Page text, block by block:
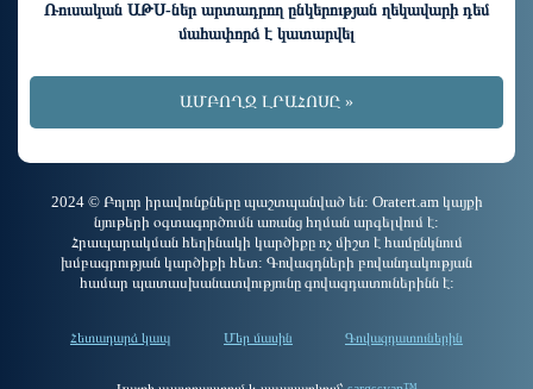
Ռուսական ԱԹՍ-ներ արտադրող ընկերության ղեկավարի դեմ
մահափորձ է կատարվել
ԱՄԲՈՂՋ ԼՐԱՀՈՍԸ »
2024 © Բոլոր իրավունքները պաշտպանված են: Oratert.am կայքի
նյութերի օգտագործումն առանց հղման արգելվում է:
Հրապարակման հեղինակի կարծիքը ոչ միշտ է համընկնում
խմբագրության կարծիքի հետ: Գովազդների բովանդակության
համար պատասխանատվությունը գովազդատուներինն է:
Հետադարձ կապ Մեր մասին Գովազդատուներին